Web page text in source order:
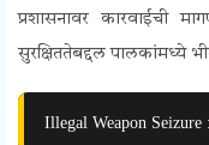
प्रशासनावर कारवाईची
सुरक्षिततेबद्दल पालकांमध्ये
Illegal Weapon Seizure